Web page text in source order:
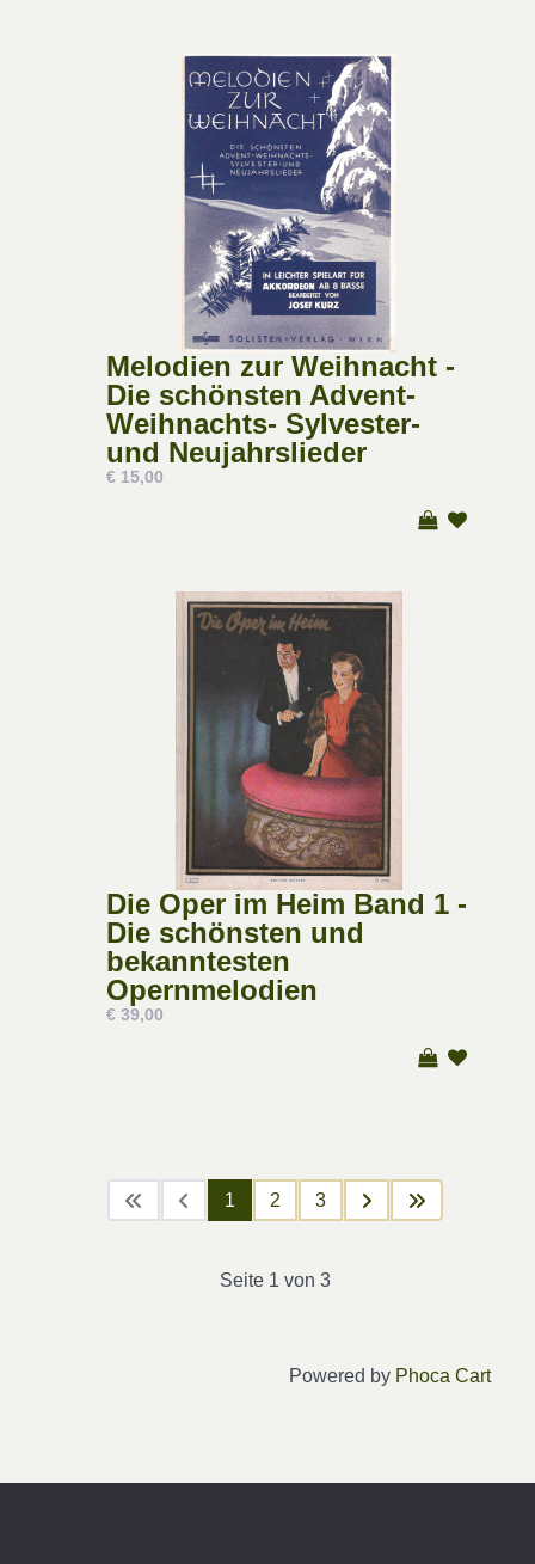
Melodien zur Weihnacht -
Die schönsten Advent-
Weihnachts- Sylvester-
und Neujahrslieder
€ 15,00
Die Oper im Heim Band 1 -
Die schönsten und
bekanntesten
Opernmelodien
€ 39,00
1 2 3
Seite 1 von 3
Powered by Phoca Cart